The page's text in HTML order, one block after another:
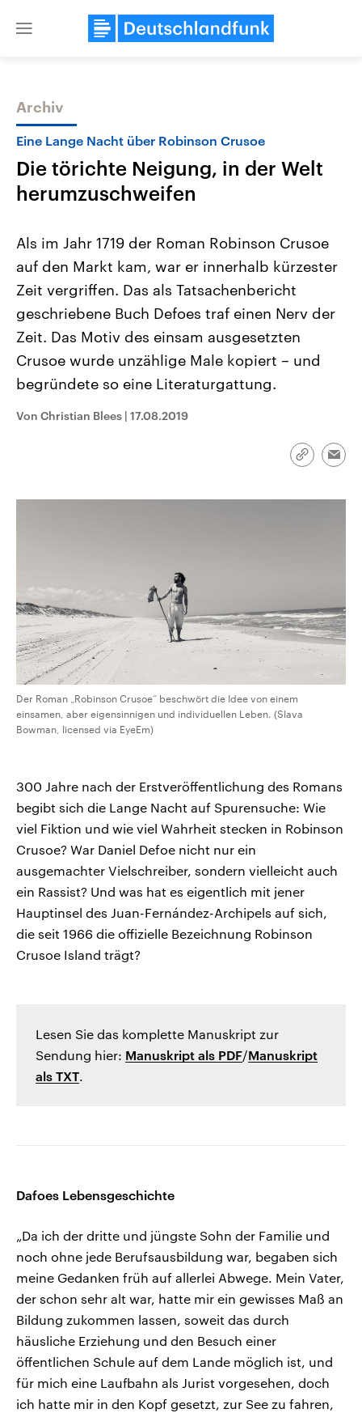
Close
Themen
Landtagswahl Sachsen-Anhalt
2026
Alle Informationen
Sachsen-Anhalt wählt am 6.
September 2026 einen neuen
Landtag. Seit 2021 wird das
Bundesland von einer Koalition aus
Umfragen, Prognosen,
und Hintergründe zu den Parteien
und Kandidaten der anstehenden
USA
Aktuelle Beiträge,
Hintergründe
Wirtschaftlich und
gehören die Vereinigten
den mächtigsten Ländern
mit großem Einfluss auf
aktuelle Weltgeschehen.
Sendungen Programm
Archiv
Eine Lange Nacht über Robinson Crusoe
Die törichte Neigung, in der Welt
herumzuschweifen
Als im Jahr 1719 der Roman Robinson Crusoe
auf den Markt kam, war er innerhalb kürzester
Zeit vergriffen. Das als Tatsachenbericht
geschriebene Buch Defoes traf einen Nerv der
Zeit. Das Motiv des einsam ausgesetzten
Crusoe wurde unzählige Male kopiert – und
begründete so eine Literaturgattung.
Von Christian Blees | 17.08.2019
Link
Der Roman „Robinson Crusoe“ beschwört die Idee von einem
einsamen, aber eigensinnigen und individuellen Leben. (Slava
Bowman, licensed via EyeEm)
300 Jahre nach der Erstveröffentlichung des Romans
begibt sich die Lange Nacht auf Spurensuche: Wie
viel Fiktion und wie viel Wahrheit stecken in Robinson
Crusoe? War Daniel Defoe nicht nur ein
ausgemachter Vielschreiber, sondern vielleicht auch
ein Rassist? Und was hat es eigentlich mit jener
Hauptinsel des Juan-Fernández-Archipels auf sich,
die seit 1966 die offizielle Bezeichnung Robinson
Crusoe Island trägt?
Lesen Sie das komplette Manuskript zur
Sendung hier: Manuskript als PDF/Manuskript
als TXT.
Dafoes Lebensgeschichte
„Da ich der dritte und jüngste Sohn der Familie und
noch ohne jede Berufsausbildung war, begaben sich
meine Gedanken früh auf allerlei Abwege. Mein Vater,
der schon sehr alt war, hatte mir ein gewisses Maß an
Bildung zukommen lassen, soweit das durch
häusliche Erziehung und den Besuch einer
öﬀentlichen Schule auf dem Lande möglich ist, und
für mich eine Laufbahn als Jurist vorgesehen, doch
ich hatte mir in den Kopf gesetzt, zur See zu fahren,